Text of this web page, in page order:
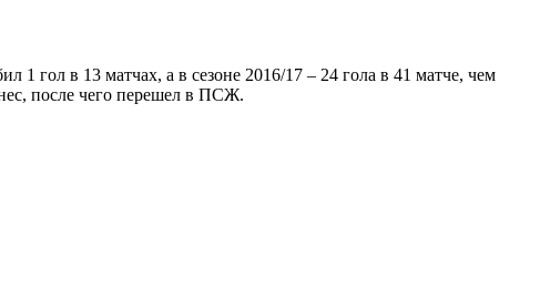
гол в 13 матчах, а в сезоне 2016/17 – 24 гола в 41 матче, чем
после чего перешел в ПСЖ.